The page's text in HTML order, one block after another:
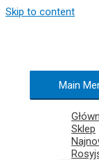
Skip to content
Main
Sklep